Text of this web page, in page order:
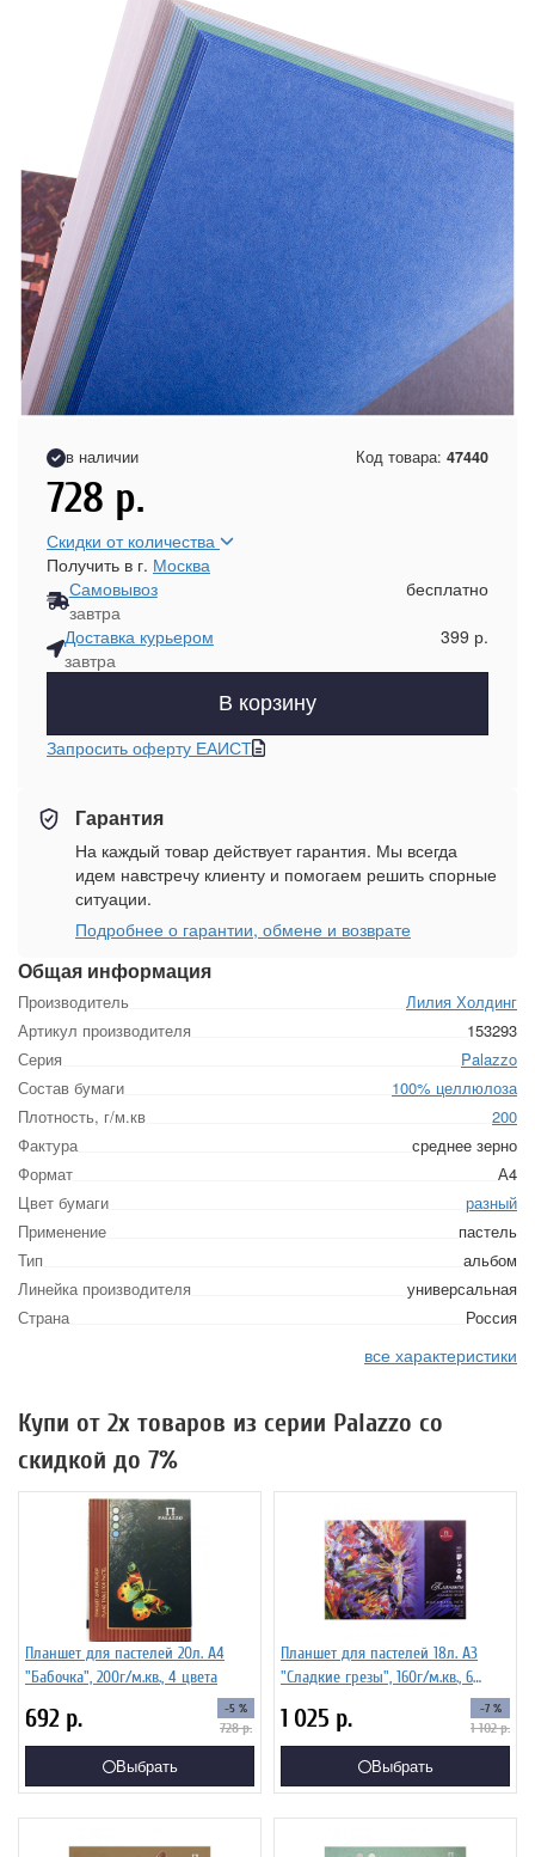
Общая информация
Производитель
Лилия Холдинг
Артикул производителя
153293
Серия
Palazzo
Состав бумаги
100% целлюлоза
Плотность, г/м.кв
200
Фактура
среднее зерно
Формат
А4
Цвет бумаги
разный
Применение
пастель
Тип
альбом
Линейка производителя
универсальная
Страна
Россия
все характеристики
в наличии Код товара: 47440
728 р.
Скидки от количества
Получить в г. Москва
Самовывоз
завтра
бесплатно
Доставка курьером
завтра
399 р.
В корзину
Запросить оферту ЕАИСТ
Гарантия
На каждый товар действует гарантия. Мы всегда
идем навстречу клиенту и помогаем решить спорные
ситуации.
Подробнее о гарантии, обмене и возврате
Купи от 2х товаров из серии Palazzo со
скидкой до 7%
Планшет для пастелей 20л. А4
"Бабочка", 200г/м.кв., 4 цвета
692 р. -5 %
728р.
Выбрать
Планшет для пастелей 18л. А3
"Сладкие грезы", 160г/м.кв., 6
1 025 р. -7 %
1 102р.
Выбрать